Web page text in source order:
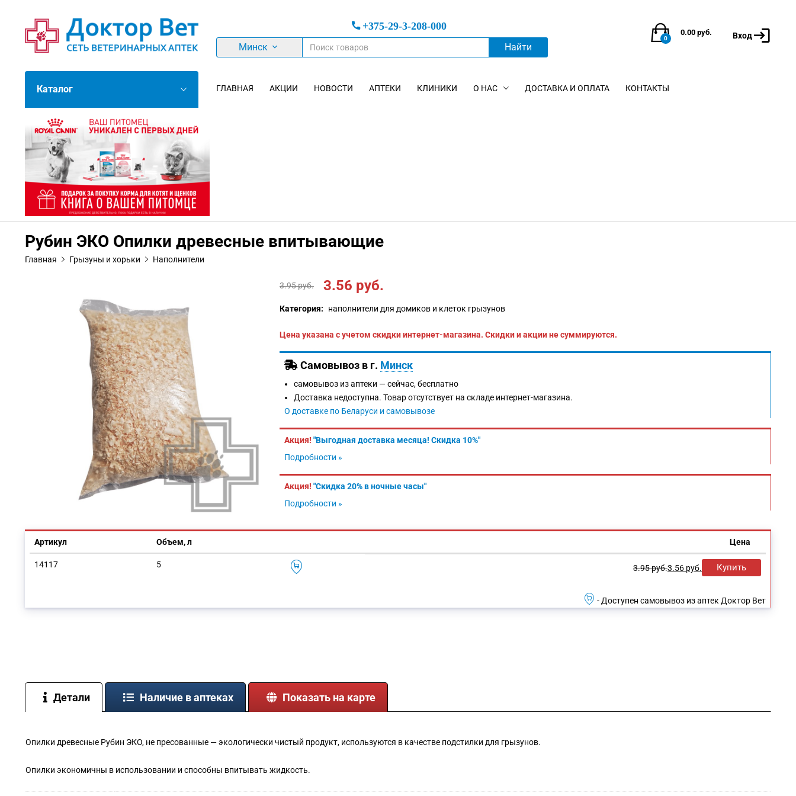
+375-29-3-208-000
Минск Найти
Вход
0
0.00 руб.
Каталог ГЛАВНАЯ АКЦИИ НОВОСТИ АПТЕКИ КЛИНИКИ О НАС ДОСТАВКА И ОПЛАТА КОНТАКТЫ
Рубин ЭКО Опилки древесные впитывающие
Главная Грызуны и хорьки Наполнители
3.95руб. 3.56 руб.
Категория: наполнители для домиков и клеток грызунов
Цена указана с учетом скидки интернет-магазина. Скидки и акции не суммируются.
Самовывоз в г. Минск
самовывоз из аптеки —сейчас, бесплатно
Доставка недоступна. Товар отсутствует на складе интернет-магазина.
О доставке по Беларуси и самовывозе
Акция! "Выгодная доставка месяца! Скидка 10%"
Подробности »
Акция! "Скидка 20% в ночные часы"
Подробности »
Артикул Объем, л Цена
14117 5 3.95руб.3.56 руб. Купить
- Доступен самовывоз из аптек Доктор Вет
Детали Наличие в аптеках Показать на карте
Опилки древесные Рубин ЭКО, не пресованные — экологически чистый продукт, используются в качестве подстилки для грызунов.
Опилки экономичны в использовании и способны впитывать жидкость.